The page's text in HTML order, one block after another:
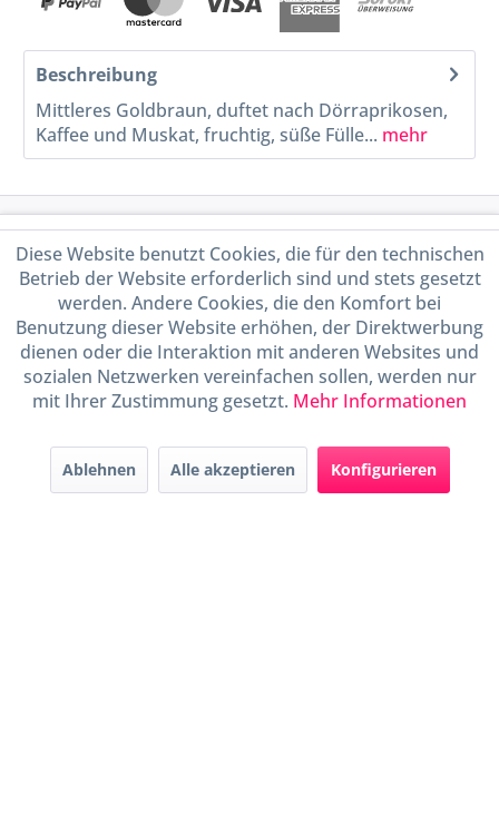
Beschreibung
Mittleres Goldbraun, duftet nach Dörraprikosen,
Kaffee und Muskat, fruchtig, süße Fülle... mehr
Service Hotline
Shop Service
Informationen
Handel mit BIO-Weinen
durch DE-ÖKO-009
Diese Website benutzt Cookies, die für den technischen
Betrieb der Website erforderlich sind und stets gesetzt
werden. Andere Cookies, die den Komfort bei
Benutzung dieser Website erhöhen, der Direktwerbung
dienen oder die Interaktion mit anderen Websites und
sozialen Netzwerken vereinfachen sollen, werden nur
mit Ihrer Zustimmung gesetzt. Mehr Informationen
Ablehnen Alle akzeptieren Konfigurieren